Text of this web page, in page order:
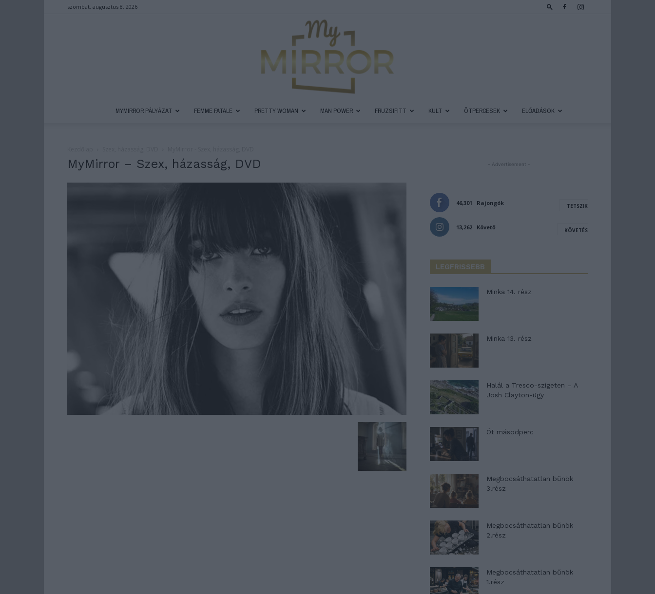
szombat, augusztus 8, 2026
MYMIRROR PÁLYÁZAT FEMME FATALE PRETTY WOMAN MAN POWER FRUZSIFITT KULT ÖTPERCESEK ELŐADÁSOK
MyMirror – Szex, házasság, DVD - Advertisement -
46,301 Rajongók TETSZIK
13,262 Követő KÖVETÉS
LEGFRISSEBB
Minka 14. rész
Minka 13. rész
Halál a Tresco-szigeten – A
Josh Clayton-ügy
Öt másodperc
Megbocsáthatatlan bűnök
3.rész
Megbocsáthatatlan bűnök
2.rész
Megbocsáthatatlan bűnök
1.rész